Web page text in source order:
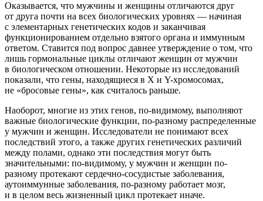
Оказывается, что мужчины и женщины отличаются друг
от друга почти на всех биологических уровнях — начиная
с элементарных генетических кодов и заканчивая
функционированием отдельно взятого органа и иммунным
ответом. Ставится под вопрос давнее утверждение о том, что
лишь гормональные циклы отличают женщин от мужчин
в биологическом отношении. Некоторые из исследований
показали, что гены, находящиеся в Х и Y-хромосомах,
не «бросовые гены», как считалось раньше.
Наоборот, многие из этих генов, по-видимому, выполняют
важные биологические функции, по-разному распределенные
у мужчин и женщин. Исследователи не понимают всех
последствий этого, а также других генетических различий
между полами, однако эти последствия могут быть
значительными: по-видимому, у мужчин и женщин по-
разному протекают сердечно-сосудистые заболевания,
аутоиммунные заболевания, по-разному работает мозг,
и в целом весь жизненный цикл протекает иначе.